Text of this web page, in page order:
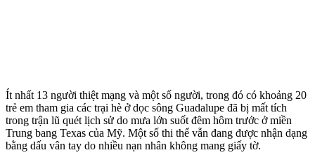
Ít nhất 13 người thiệt mạng và một số người, trong đó có khoảng 20
trẻ em tham gia các trại hè ở dọc sông Guadalupe đã bị mất tích
trong trận lũ quét lịch sử do mưa lớn suốt đêm hôm trước ở miền
Trung bang Texas của Mỹ. Một số th‌i th‌ể vẫn đang được nhận dạng
bằng dấu vân tay do nhiều nạn nhân không mang giấy tờ.